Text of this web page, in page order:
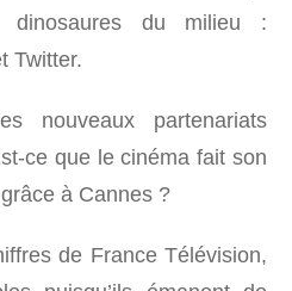
dinosaures du milieu :
Twitter.
nouveaux partenariats
ce que le cinéma fait son
à Cannes ?
de France Télévision,